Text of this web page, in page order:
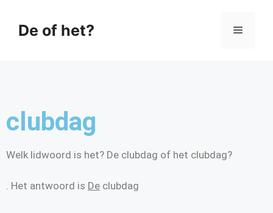
De of het?
clubdag
Welk lidwoord is het? De clubdag of het clubdag?
. Het antwoord is De clubdag